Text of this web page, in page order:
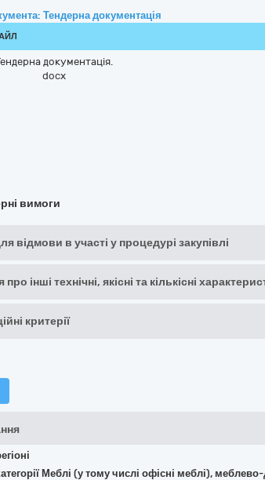
Тендерна документація
документація.
docx
вимоги
відмови в участі у процедурі закупівлі
про інші технічні, якісні та кількісні
критерії
категорії Меблі (у тому числі офісні меблі),